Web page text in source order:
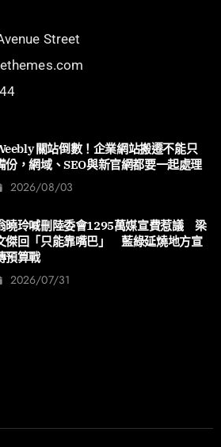
Street
關站倒數！企業網站搬遷不能只
份，網域、SEO與新官網都要一起處理
2026/08/03
曉玲喊刪陸委會1295萬媒宣費惹議 梁
傑回「只能靠嘴巴」 藍綠延燒地方宣
預算戰
2026/07/31